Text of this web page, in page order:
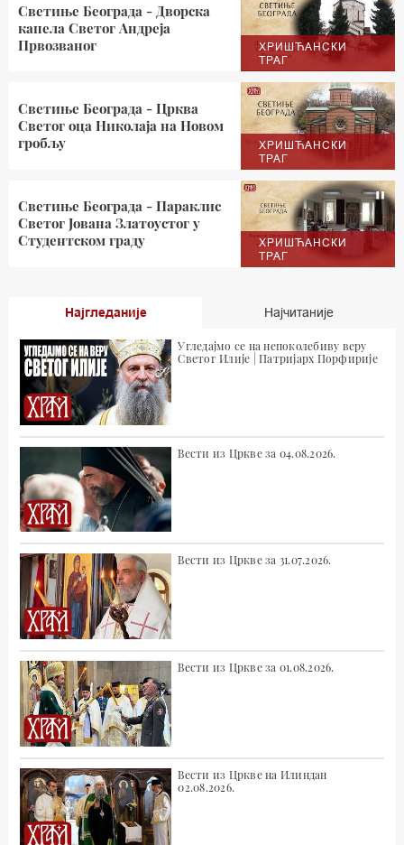
ХРИШЋАНСКИ
ТРАГ
Светиње Београда - Дворска
капела Светог Андреја
Првозваног
ХРИШЋАНСКИ
ТРАГ
Светиње Београда - Црква
Светог оца Николаја на Новом
гробљу
ХРИШЋАНСКИ
ТРАГ
Светиње Београда - Параклис
Светог Јована Златоустог у
Студентском граду
Најгледаније Најчитаније
Угледајмо се на непоколебиву веру
Светог Илије | Патријарх Порфирије
Вести из Цркве за 04.08.2026.
Вести из Цркве за 31.07.2026.
Вести из Цркве за 01.08.2026.
Вести из Цркве на Илиндан
02.08.2026.